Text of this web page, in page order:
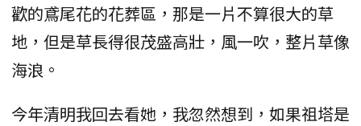
歡的鳶尾花的花葬區，那是一片不算很大的草
地，但是草長得很茂盛高壯，風一吹，整片草像
海浪。
今年清明我回去看她，我忽然想到，如果祖塔是